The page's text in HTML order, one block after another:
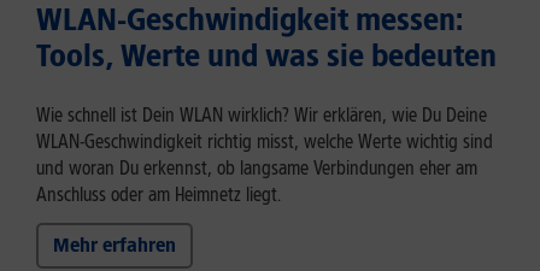
WLAN-Geschwindigkeit messen:
Tools, Werte und was sie bedeuten
Wie schnell ist Dein WLAN wirklich? Wir erklären, wie Du Deine
WLAN-Geschwindigkeit richtig misst, welche Werte wichtig sind
und woran Du erkennst, ob langsame Verbindungen eher am
Anschluss oder am Heimnetz liegt.
Mehr erfahren